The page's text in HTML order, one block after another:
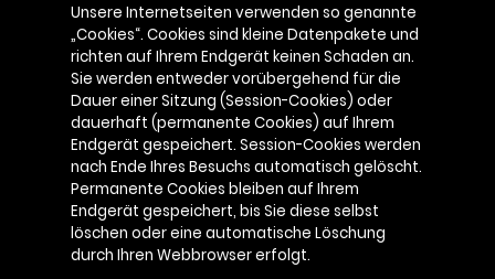
Unsere Internetseiten verwenden so genannte
„Cookies“. Cookies sind kleine Datenpakete und
richten auf Ihrem Endgerät keinen Schaden an.
Sie werden entweder vorübergehend für die
Dauer einer Sitzung (Session-Cookies) oder
dauerhaft (permanente Cookies) auf Ihrem
Endgerät gespeichert. Session-Cookies werden
nach Ende Ihres Besuchs automatisch gelöscht.
Permanente Cookies bleiben auf Ihrem
Endgerät gespeichert, bis Sie diese selbst
löschen oder eine automatische Löschung
durch Ihren Webbrowser erfolgt.